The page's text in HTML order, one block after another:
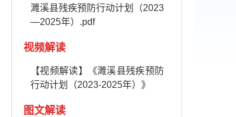
濉溪县残疾预防行动计划（2023
—2025年）.pdf
视频解读
【视频解读】《濉溪县残疾预防
行动计划（2023-2025年）》
图文解读